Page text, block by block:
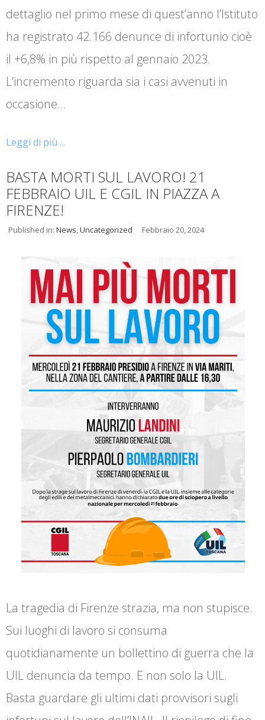
dettaglio nel primo mese di quest’anno l’Istituto
ha registrato 42.166 denunce di infortunio cioè
il +6,8% in più rispetto al gennaio 2023.
L’incremento riguarda sia i casi avvenuti in
occasione…
Leggi di più ...
BASTA MORTI SUL LAVORO! 21
FEBBRAIO UIL E CGIL IN PIAZZA A
FIRENZE!
Published in: News,Uncategorized Febbraio 20, 2024
La tragedia di Firenze strazia, ma non stupisce.
Sui luoghi di lavoro si consuma
quotidianamente un bollettino di guerra che la
UIL denuncia da tempo. E non solo la UIL.
Basta guardare gli ultimi dati provvisori sugli